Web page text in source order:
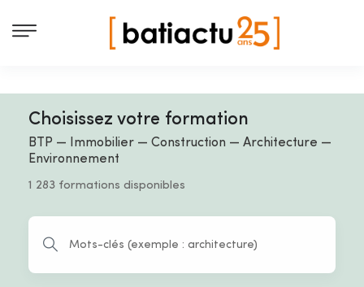
Choisissez votre formation
BTP — Immobilier — Construction — Architecture —
Environnement
1 283 formations disponibles